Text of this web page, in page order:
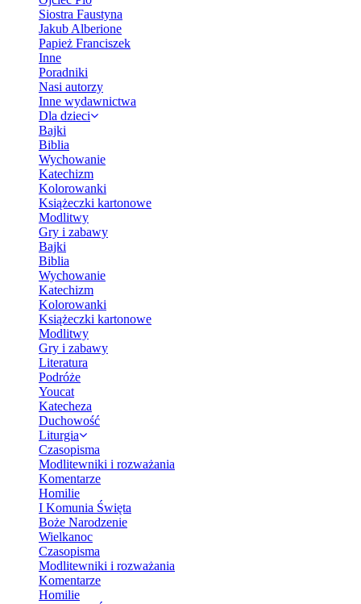
Siostra Faustyna
Jakub Alberione
Papież Franciszek
Inne
Poradniki
Nasi autorzy
Inne wydawnictwa
Dla dzieci
Bajki
Biblia
Wychowanie
Katechizm
Kolorowanki
Książeczki kartonowe
Modlitwy
Gry i zabawy
Bajki
Biblia
Wychowanie
Katechizm
Kolorowanki
Książeczki kartonowe
Modlitwy
Gry i zabawy
Literatura
Podróże
Youcat
Katecheza
Duchowość
Liturgia
Czasopisma
Modlitewniki i rozważania
Komentarze
Homilie
I Komunia Święta
Boże Narodzenie
Wielkanoc
Czasopisma
Modlitewniki i rozważania
Komentarze
Homilie